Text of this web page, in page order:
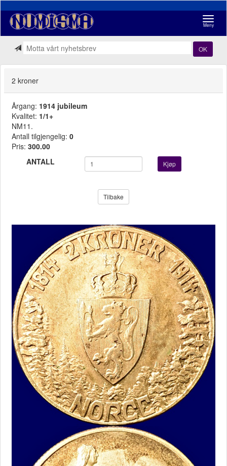
Meny
OK
2 kroner
Årgang: 1914 jubileum
Kvalitet: 1/1+
NM11.
Antall tilgjengelig: 0
Pris: 300.00
ANTALL
Kjøp
Tilbake